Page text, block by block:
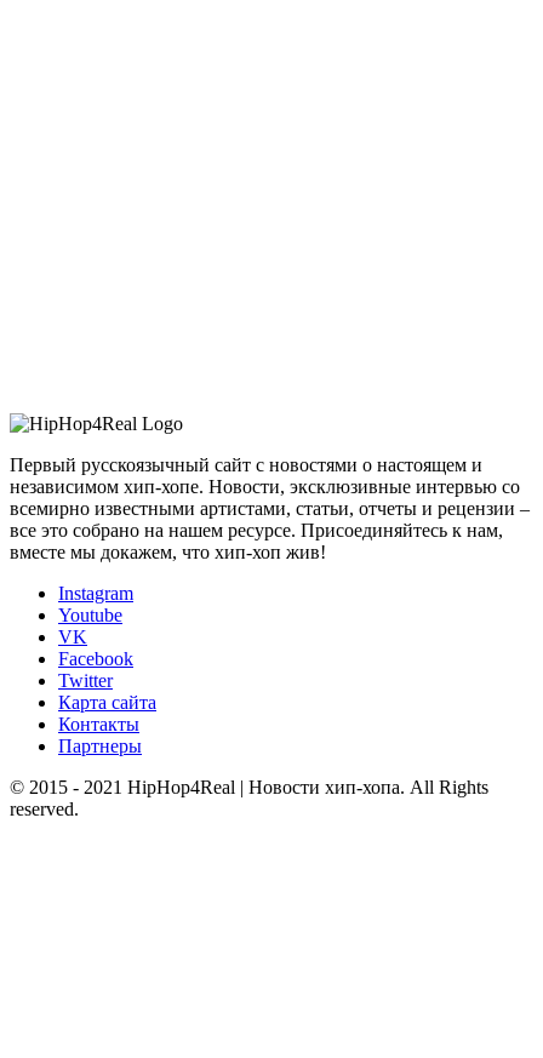
Первый русскоязычный сайт с новостями о настоящем и
независимом хип-хопе. Новости, эксклюзивные интервью со
всемирно известными артистами, статьи, отчеты и рецензии –
все это собрано на нашем ресурсе. Присоединяйтесь к нам,
вместе мы докажем, что хип-хоп жив!
Instagram
Youtube
VK
Facebook
Twitter
Карта сайта
Контакты
Партнеры
© 2015 - 2021 HipHop4Real | Новости хип-хопа. All Rights
reserved.